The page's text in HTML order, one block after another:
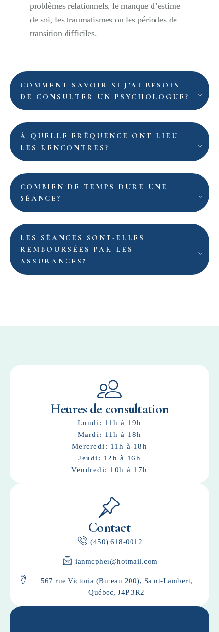
problèmes relationnels, le manque d’estime
de soi, les traumatismes ou les périodes de
transition difficiles.
COMMENT SAVOIR SI J’AI BESOIN
DE CONSULTER UN PSYCHOLOGUE?
À QUELLE FRÉQUENCE ONT LIEU
LES RENCONTRES?
COMBIEN DE TEMPS DURE UNE
SÉANCE?
LES SÉANCES SONT-ELLES
REMBOURSÉES PAR LES
ASSURANCES?
Heures de consultation
Lundi: 11h à 19h
Mardi: 11h à 18h
Mercredi: 11h à 18h
Jeudi: 12h à 16h
Vendredi: 10h à 17h
Contact
(450) 618-0012
ianmcpher@hotmail.com
567 rue Victoria (Bureau 200), Saint-Lambert,
Québec, J4P 3R2